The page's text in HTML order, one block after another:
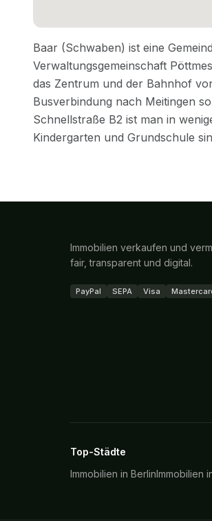
Immobilien verkaufen und
fair, transparent und digital.
PayPal SEPA Visa
Top-Städte
Immobilien in BerlinImmobilien